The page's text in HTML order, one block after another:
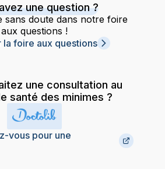
une question ?
sans doute dans notre foire
aux questions !
la foire aux questions
une consultation au
santé des minimes ?
vous pour une